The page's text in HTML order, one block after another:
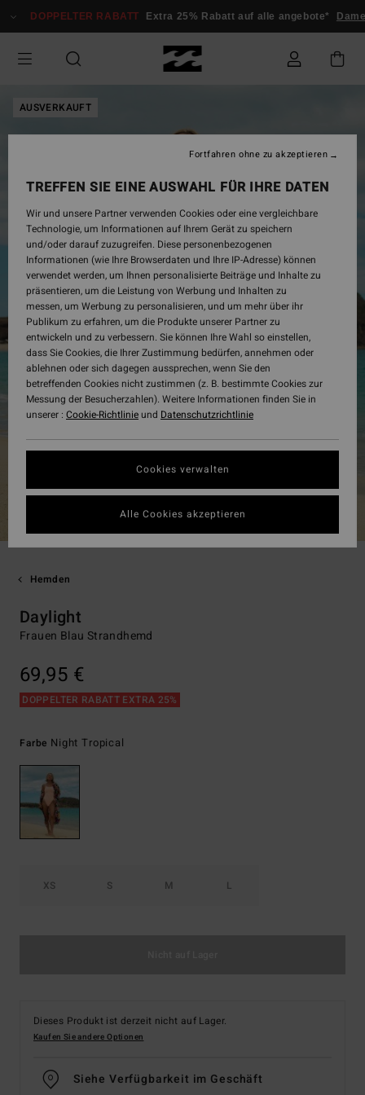
zur
springen
DOPPELTER RABATT Extra 25% Rabatt auf alle angebote* Damen
AUSVERKAUFT
Hemden
Daylight
Frauen Blau Strandhemd
69,95 €
DOPPELTER RABATT EXTRA 25%
Farbe Night Tropical
XS S M L
Dieses Produkt ist derzeit nicht auf Lager.
Kaufen Sie andere Optionen
Siehe Verfügbarkeit im Geschäft
TREFFEN SIE EINE AUSWAHL FÜR IHRE DATEN
Wir und unsere Partner verwenden Cookies oder eine vergleichbare
Technologie, um Informationen auf Ihrem Gerät zu speichern
und/oder darauf zuzugreifen. Diese personenbezogenen
Informationen (wie Ihre Browserdaten und Ihre IP-Adresse) können
verwendet werden, um Ihnen personalisierte Beiträge und Inhalte zu
präsentieren, um die Leistung von Werbung und Inhalten zu
messen, um Werbung zu personalisieren, und um mehr über ihr
Publikum zu erfahren, um die Produkte unserer Partner zu
entwickeln und zu verbessern. Sie können Ihre Wahl so einstellen,
dass Sie Cookies, die Ihrer Zustimmung bedürfen, annehmen oder
ablehnen oder sich dagegen aussprechen, wenn Sie den
betreffenden Cookies nicht zustimmen (z. B. bestimmte Cookies zur
Messung der Besucherzahlen). Weitere Informationen finden Sie in
unserer : Cookie-Richtlinieund Datenschutzrichtlinie
Cookies verwalten
Fortfahren ohne zu akzeptieren
Alle Cookies akzeptieren